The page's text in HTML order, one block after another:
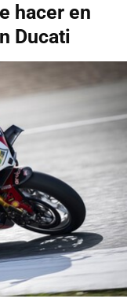
hacer en
Ducati